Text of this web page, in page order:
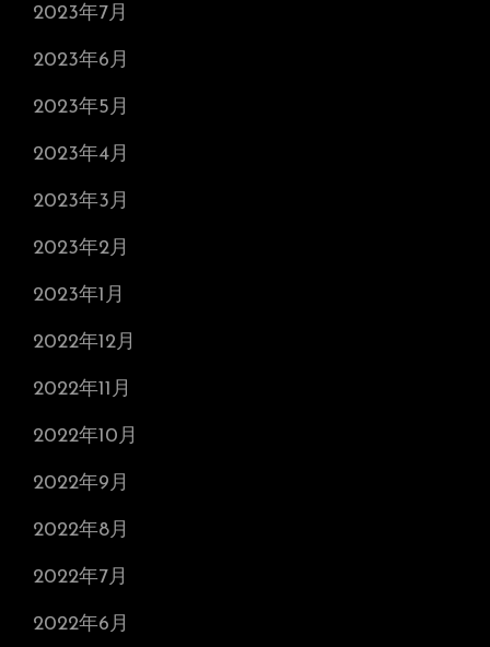
2023年7月
2023年6月
2023年5月
2023年4月
2023年3月
2023年2月
2023年1月
2022年12月
2022年11月
2022年10月
2022年9月
2022年8月
2022年7月
2022年6月